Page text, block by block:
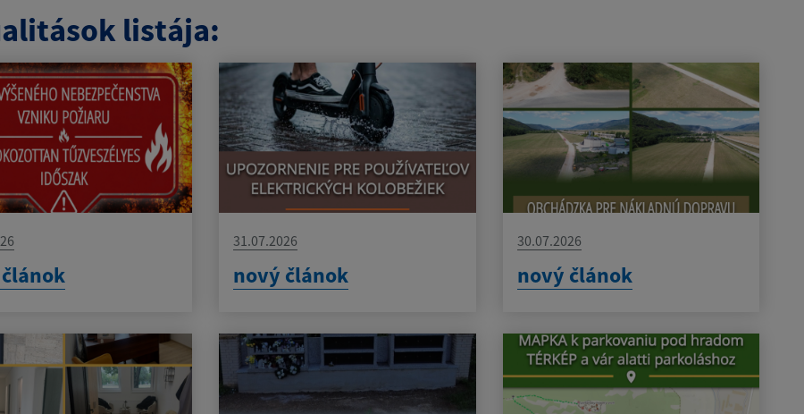
listája:
31.07.2026
nový článok
30.07.2026
nový článok